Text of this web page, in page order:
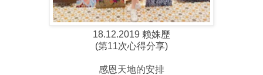
18.12.2019 赖姝歷
(第11次心得分享)
感恩天地的安排